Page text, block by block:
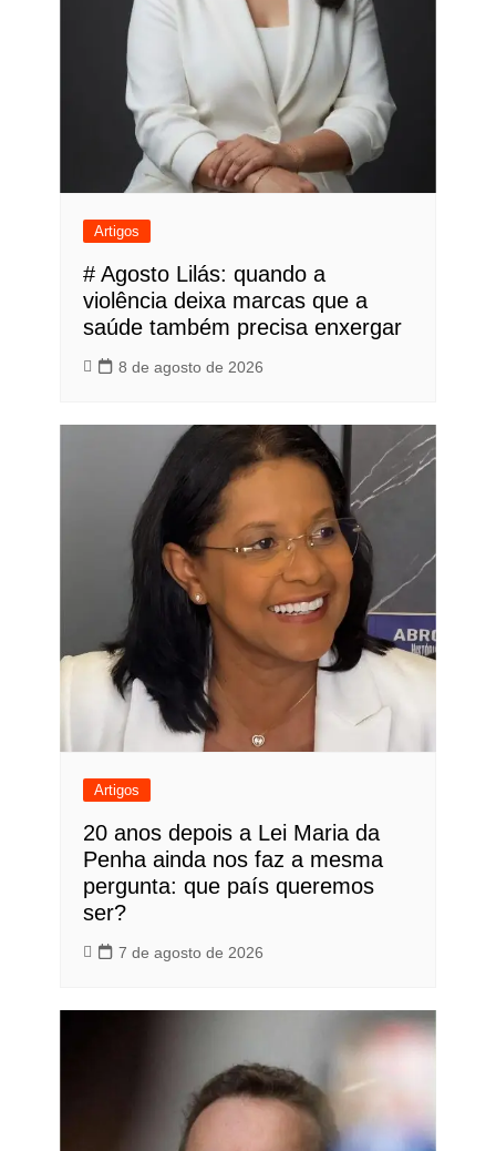
Artigos
# Agosto Lilás: quando a
violência deixa marcas que a
saúde também precisa enxergar
8 de agosto de 2026
Artigos
20 anos depois a Lei Maria da
Penha ainda nos faz a mesma
pergunta: que país queremos
ser?
7 de agosto de 2026